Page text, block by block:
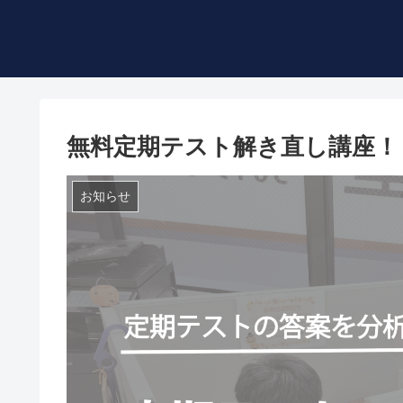
無料定期テスト解き直し講座
お知らせ